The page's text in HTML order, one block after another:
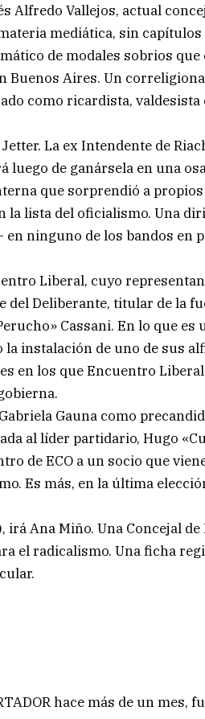
Alfredo Vallejos, actual
mediática, sin capítulos
de modales sobrios que
Buenos Aires. Un
como ricardista, valdesista
La ex Intendente de
luego de ganársela en una
que sorprendió a
la lista del oficialismo. Una
en ninguno de los bandos en
Liberal, cuyo
del Deliberante, titular de la
Cassani. En lo que es
instalación de uno de sus
en los que Encuentro
Gauna como
al líder partidario, Hugo
de ECO a un socio que
Es más, en la última
Ana Miño. Una Concejal de
el radicalismo. Una ficha
hace más de un mes,